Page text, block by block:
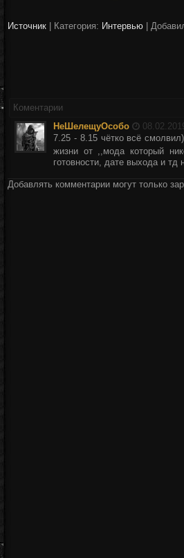
Источник Категория: Интервью |
Коментарии
НеШелещуОсобо
7.25 - 8.15 чётко всё
жизни от ,,мода который
готовности, дате выхода и тд
Добавлять комментарии могут только